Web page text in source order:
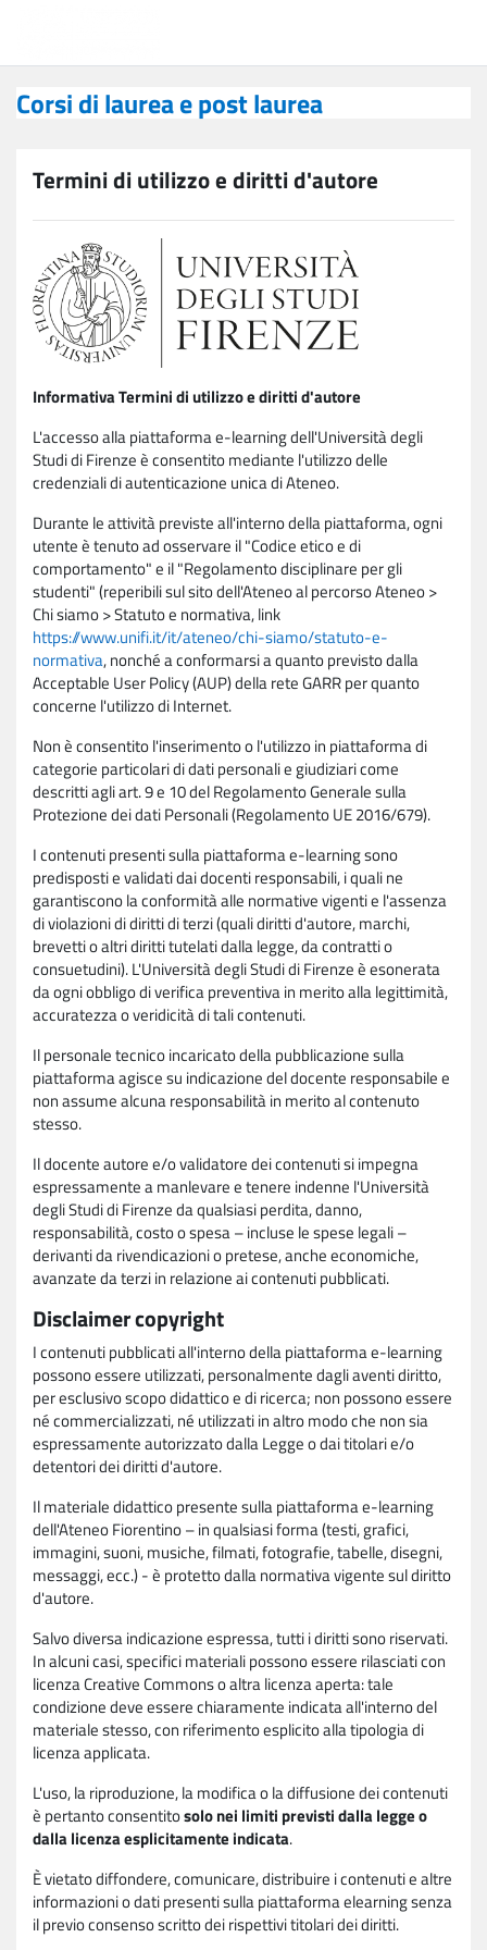
Corsi di laurea e post laurea
Termini di utilizzo e diritti d'autore
Informativa Termini di utilizzo e diritti d'autore
L'accesso alla piattaforma e-learning dell'Università degli
Studi di Firenze è consentito mediante l'utilizzo delle
credenziali di autenticazione unica di Ateneo.
Durante le attività previste all'interno della piattaforma, ogni
utente è tenuto ad osservare il "Codice etico e di
comportamento" e il "Regolamento disciplinare per gli
studenti" (reperibili sul sito dell'Ateneo al percorso Ateneo >
Chi siamo > Statuto e normativa, link
https://www.unifi.it/it/ateneo/chi-siamo/statuto-e-
normativa, nonché a conformarsi a quanto previsto dalla
Acceptable User Policy (AUP) della rete GARR per quanto
concerne l'utilizzo di Internet.
Non è consentito l'inserimento o l'utilizzo in piattaforma di
categorie particolari di dati personali e giudiziari come
descritti agli art. 9 e 10 del Regolamento Generale sulla
Protezione dei dati Personali (Regolamento UE 2016/679).
I contenuti presenti sulla piattaforma e-learning sono
predisposti e validati dai docenti responsabili, i quali ne
garantiscono la conformità alle normative vigenti e l'assenza
di violazioni di diritti di terzi (quali diritti d'autore, marchi,
brevetti o altri diritti tutelati dalla legge, da contratti o
consuetudini). L'Università degli Studi di Firenze è esonerata
da ogni obbligo di verifica preventiva in merito alla legittimità,
accuratezza o veridicità di tali contenuti.
Il personale tecnico incaricato della pubblicazione sulla
piattaforma agisce su indicazione del docente responsabile e
non assume alcuna responsabilità in merito al contenuto
stesso.
Il docente autore e/o validatore dei contenuti si impegna
espressamente a manlevare e tenere indenne l'Università
degli Studi di Firenze da qualsiasi perdita, danno,
responsabilità, costo o spesa – incluse le spese legali –
derivanti da rivendicazioni o pretese, anche economiche,
avanzate da terzi in relazione ai contenuti pubblicati.
Disclaimer copyright
I contenuti pubblicati all'interno della piattaforma e-learning
possono essere utilizzati, personalmente dagli aventi diritto,
per esclusivo scopo didattico e di ricerca; non possono essere
né commercializzati, né utilizzati in altro modo che non sia
espressamente autorizzato dalla Legge o dai titolari e/o
detentori dei diritti d'autore.
Il materiale didattico presente sulla piattaforma e-learning
dell'Ateneo Fiorentino – in qualsiasi forma (testi, grafici,
immagini, suoni, musiche, filmati, fotografie, tabelle, disegni,
messaggi, ecc.) - è protetto dalla normativa vigente sul diritto
d'autore.
Salvo diversa indicazione espressa, tutti i diritti sono riservati.
In alcuni casi, specifici materiali possono essere rilasciati con
licenza Creative Commons o altra licenza aperta: tale
condizione deve essere chiaramente indicata all'interno del
materiale stesso, con riferimento esplicito alla tipologia di
licenza applicata.
L'uso, la riproduzione, la modifica o la diffusione dei contenuti
è pertanto consentitosolo nei limiti previsti dalla legge o
dalla licenza esplicitamente indicata.
È vietato diffondere, comunicare, distribuire i contenuti e altre
informazioni o dati presenti sulla piattaforma elearning senza
il previo consenso scritto dei rispettivi titolari dei diritti.